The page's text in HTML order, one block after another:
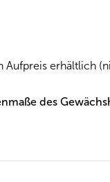
Aufpreis erhältlich
des